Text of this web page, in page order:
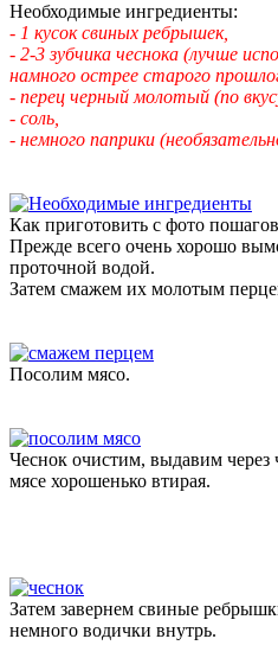
Необходимые ингредиенты:
- 1 кусок свиных ребрышек,
- 2-3 зубчика чеснока (лучше
намного острее старого
- перец черный молотый (по
- соль,
- немного паприки
Как приготовить с фото
Прежде всего очень хорошо
проточной водой.
Затем смажем их молотым
Посолим мясо.
Чеснок очистим, выдавим через
мясе хорошенько втирая.
Затем завернем свиные
немного водички внутрь.